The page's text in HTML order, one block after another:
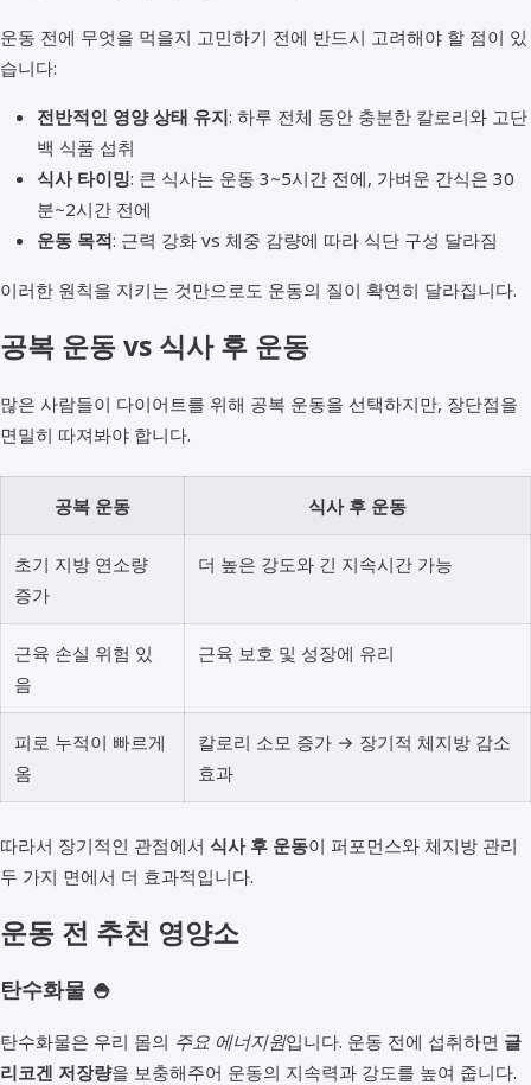
운동 전에 무엇을 먹을지 고민하기 전에 반드시 고려해야 할 점이 있
습니다:
전반적인 영양 상태 유지: 하루 전체 동안 충분한 칼로리와 고단
백 식품 섭취
식사 타이밍: 큰 식사는 운동 3~5시간 전에, 가벼운 간식은 30
분~2시간 전에
운동 목적: 근력 강화 vs 체중 감량에 따라 식단 구성 달라짐
이러한 원칙을 지키는 것만으로도 운동의 질이 확연히 달라집니다.
공복 운동 vs 식사 후 운동
많은 사람들이 다이어트를 위해 공복 운동을 선택하지만, 장단점을
면밀히 따져봐야 합니다.
공복 운동 식사 후 운동
초기 지방 연소량
증가
더 높은 강도와 긴 지속시간 가능
근육 손실 위험 있
음
근육 보호 및 성장에 유리
피로 누적이 빠르게
옴
칼로리 소모 증가 → 장기적 체지방 감소
효과
따라서 장기적인 관점에서 식사 후 운동이 퍼포먼스와 체지방 관리
두 가지 면에서 더 효과적입니다.
운동 전 추천 영양소
탄수화물 🍚
탄수화물은 우리 몸의 주요 에너지원입니다. 운동 전에 섭취하면 글
리코겐 저장량을 보충해주어 운동의 지속력과 강도를 높여 줍니다.